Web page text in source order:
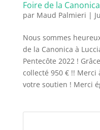
Foire de la
par Maud Palmieri |
Nous sommes
de la Canonica à
Pentecôte 2022 !
collecté 950 € !!
votre soutien ! Merci